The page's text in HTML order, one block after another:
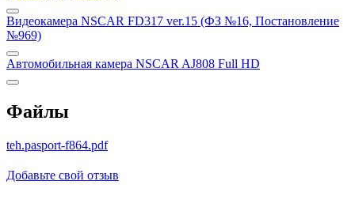
Видеокамера NSCAR FD317 ver.15 (ФЗ №16, Постановление
№969)
Автомобильная камера NSCAR AJ808 Full HD
Файлы
teh.pasport-f864.pdf
Добавьте свой отзыв